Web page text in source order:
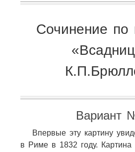
Сочинение по
Вариант
Впервые эту картину
в Риме в 1832 году.